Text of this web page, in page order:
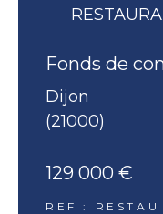
Fonds de
Dijon
(21000)
129 000 €
REF : RESTAU